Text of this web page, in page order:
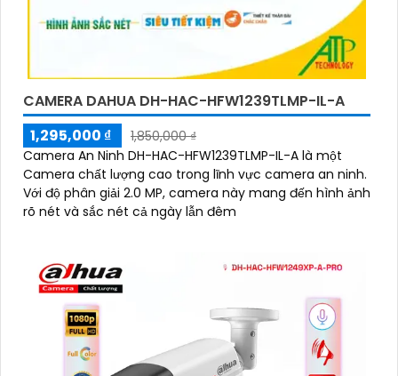
CAMERA DAHUA DH-HAC-HFW1239TLMP-IL-A
1,295,000 ₫
1,850,000 ₫
Camera An Ninh DH-HAC-HFW1239TLMP-IL-A là một
Camera chất lượng cao trong lĩnh vực camera an ninh.
Với độ phân giải 2.0 MP, camera này mang đến hình ảnh
rõ nét và sắc nét cả ngày lẫn đêm